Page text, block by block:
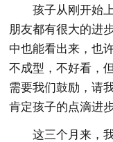
孩子从刚开始
朋友都有很大的进
中也能看出来，也
不成型，不好看，
需要我们鼓励，请
肯定孩子的点滴进
这三个月来，